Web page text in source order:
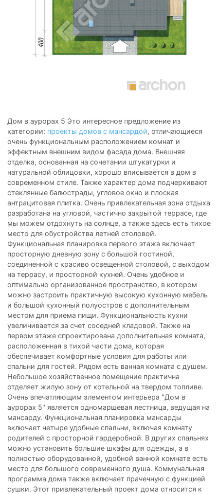
Дом в аурорах 5 Это интересное предложение из
категории: проекты домов с мансардой, отличающиеся
очень функциональным расположением комнат и
эффектным внешним видом фасада дома. Внешняя
отделка, основанная на сочетании штукатурки и
натуральной облицовки, хорошо вписывается в дом в
современном стиле. Также характер дома подчеркивают
стеклянные балюстрады, угловое окно и плоская
антрацитовая плитка. Очень привлекательная зона отдыха
разработана на угловой, частично закрытой террасе, где
мы можем отдохнуть на солнце, а также здесь есть тихое
место для обустройства летней столовой.
Функциональная планировка первого этажа включает
просторную дневную зону с большой гостиной,
соединенной с красиво освещенной столовой, с выходом
на террасу, и просторной кухней. Очень удобное и
оптимально организованное пространство, в котором
можно застроить практичную высокую кухонную мебель
и большой кухонный полуостров с дополнительным
местом для приема пищи. Функциональность кухни
увеличивается за счет соседней кладовой. Также на
первом этаже спроектирована дополнительная комната,
расположенная в тихой части дома, которая
обеспечивает комфортные условия для работы или
спальни для гостей. Рядом есть ванная комната с душем.
Небольшое хозяйственное помещение практична
отделяет жилую зону от котельной на твердом топливе.
Очень впечатляющим элементом интерьера "Дом в
аурорах 5" является одномаршевая лестница, ведущая на
мансарду. Функциональная планировка мансарды
включает четыре удобные спальни, включая комнату
родителей с просторной гардеробной. В других спальнях
можно установить большие шкафы для одежды, а в
полностью оборудованной, удобной ванной комнате есть
место для большого современного душа. Коммунальная
программа дома также включает прачечную с функцией
сушки. Этот привлекательный проект дома относится к